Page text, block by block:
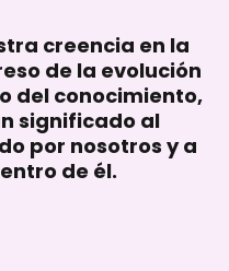
creencia en la
de la evolución
del conocimiento,
significado al
por nosotros y a
de él.